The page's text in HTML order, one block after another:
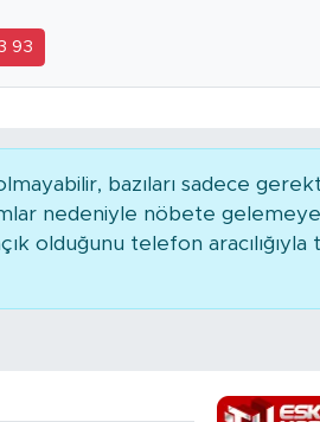
93
bazıları sadece
nedeniyle nöbete
olduğunu telefon